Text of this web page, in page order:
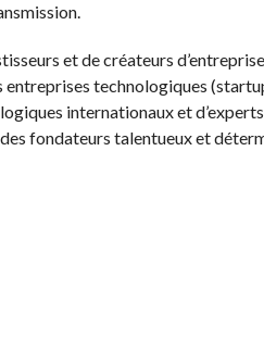
et de créateurs
technologiques
internationaux et
fondateurs talentueux et